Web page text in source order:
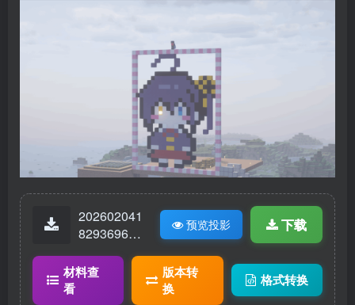
202602041
82936962-
ic
预览投影 下载
材料查
看
版本转
换
格式转换